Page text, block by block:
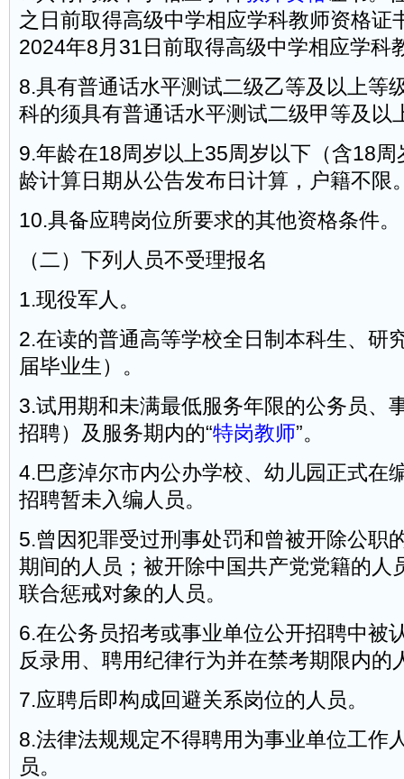
之日前取得高级中学相应学科教师资格证
2024年8月31日前取得高级中学相应学科
8.具有普通话水平测试二级乙等及以上等
科的须具有普通话水平测试二级甲等及以
9.年龄在18周岁以上35周岁以下（含18
龄计算日期从公告发布日计算，户籍不限
10.具备应聘岗位所要求的其他资格条件。
（二）下列人员不受理报名
1.现役军人。
2.在读的普通高等学校全日制本科生、研
届毕业生）。
3.试用期和未满最低服务年限的公务员、
招聘）及服务期内的“特岗教师”。
4.巴彦淖尔市内公办学校、幼儿园正式在
招聘暂未入编人员。
5.曾因犯罪受过刑事处罚和曾被开除公职
期间的人员；被开除中国共产党党籍的人
联合惩戒对象的人员。
6.在公务员招考或事业单位公开招聘中被
反录用、聘用纪律行为并在禁考期限内的
7.应聘后即构成回避关系岗位的人员。
8.法律法规规定不得聘用为事业单位工作
员。